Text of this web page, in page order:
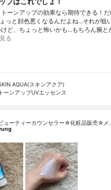
ーンアップの効果なら期待できる！だ
っと顔色悪くなるんだよね…それが狙
けど、ちょっと怖いかも…もちろん腕と
る
AQUA(スキンアクア)
トーンアップUVエッセンス
ューティーカウンセラー☆化粧品販売☆メ